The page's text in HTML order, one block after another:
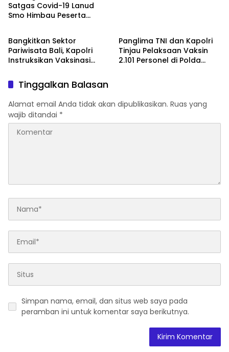
Satgas Covid-19 Lanud
Smo Himbau Peserta
Warta TNI
Bangkitkan Sektor
Pariwisata Bali, Kapolri
Instruksikan Vaksinasi
Panglima TNI dan Kapolri
Tinjau Pelaksaan Vaksin
2.101 Personel di Polda
Tinggalkan Balasan
Alamat email Anda tidak akan dipublikasikan. Ruas yang
wajib ditandai *
Simpan nama, email, dan situs web saya pada
peramban ini untuk komentar saya berikutnya.